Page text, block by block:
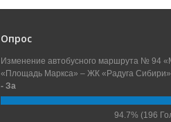
Опрос
Изменение автобусного маршрута № 94
«Площадь Маркса» – ЖК «Радуга Сибири»
- За
94.7% (196